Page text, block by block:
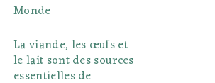
Monde
La viande, les œufs et
le lait sont des sources
essentielles de